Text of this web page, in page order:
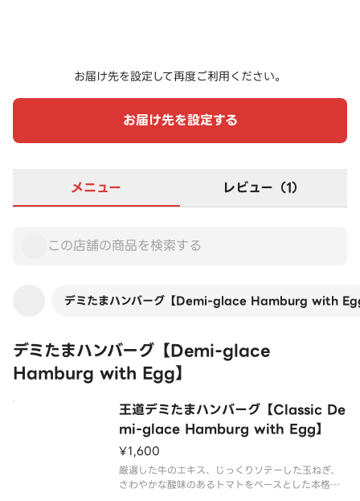
お届け先を設定して再度ご利用ください。
お届け先を設定する
メニュー レビュー（1）
デミたまハンバーグ【Demi-glace Hamburg with
デミたまハンバーグ【Demi-glace
Hamburg with Egg】
王道デミたまハンバーグ【Classic De
mi-glace Hamburg with Egg】
¥1,600
厳選した牛のエキス、じっくりソテーした玉ねぎ、
さわやかな酸味のあるトマトをベースとした本格デ